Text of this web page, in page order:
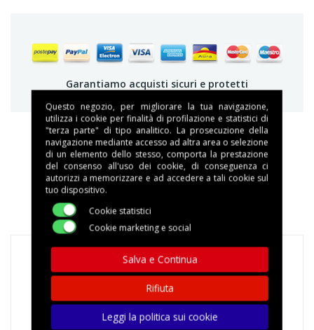
Garantiamo acquisti sicuri e protetti
DESCRIZIONE
DETTAGLI DEL PRODOTTO
Questo negozio, per migliorare la tua navigazione,
utilizza i cookie per finalità di profilazione e statistici di
"terza parte" di tipo analitico. La prosecuzione della
navigazione mediante accesso ad altra area o selezione
di un elemento dello stesso, comporta la prestazione
del consenso all'uso dei cookie, di conseguenza ci
autorizzi a memorizzare e ad accedere a tali cookie sul
tuo dispositivo.
Cookie statistici
Cookie marketing e social
Salva e Continua
Rifiuta
Leggi la politica sui cookie